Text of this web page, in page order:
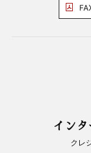
イン
クレ